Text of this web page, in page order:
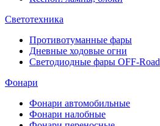
Светотехника
Противотуманные фары
Дневные ходовые огни
Светодиодные фары OFF-Road
Фонари
Фонари автомобильные
Фонари налобные